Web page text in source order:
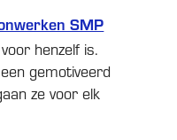
SMP
henzelf is.
gemotiveerd
ze voor elk